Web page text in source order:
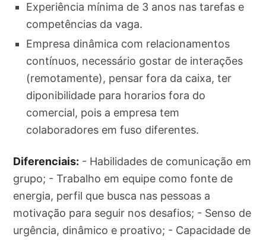
Experiência mínima de 3 anos nas tarefas e
competências da vaga.
Empresa dinâmica com relacionamentos
contínuos, necessário gostar de interações
(remotamente), pensar fora da caixa, ter
diponibilidade para horarios fora do
comercial, pois a empresa tem
colaboradores em fuso diferentes.
Diferenciais: - Habilidades de comunicação em
grupo; - Trabalho em equipe como fonte de
energia, perfil que busca nas pessoas a
motivação para seguir nos desafios; - Senso de
urgência, dinâmico e proativo; - Capacidade de